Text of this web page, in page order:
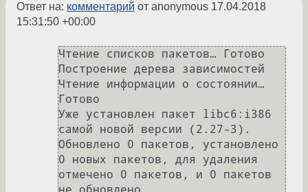
Ответ на: комментарий от anonymous 17.04.2018
15:31:50 +00:00
Чтение списков пакетов… Готово
Построение дерева зависимостей
Чтение информации о состоянии…
Готово
Уже установлен пакет libc6:i386
самой новой версии (2.27-3).
Обновлено 0 пакетов, установлено
0 новых пакетов, для удаления
отмечено 0 пакетов, и 0 пакетов